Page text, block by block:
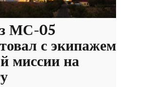
МС-05
с экипажем
миссии на